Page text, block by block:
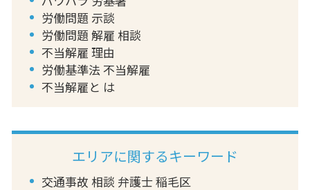
労働問題 示談
労働問題 解雇 相談
不当解雇 理由
労働基準法 不当解雇
不当解雇と は
エリアに関するキーワード
交通事故 相談 弁護士 稲毛区